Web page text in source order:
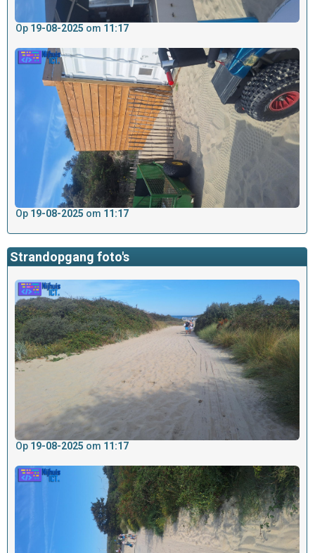
Op 19-08-2025 om 11:17
Op 19-08-2025 om 11:17
Strandopgang foto's
Op 19-08-2025 om 11:17